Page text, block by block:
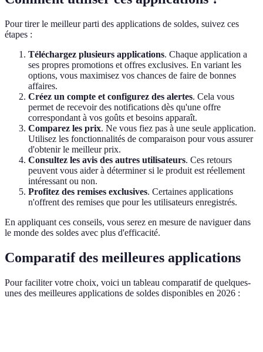
Pour tirer le meilleur parti des applications de soldes, suivez ces
étapes :
Téléchargez plusieurs applications. Chaque application a
ses propres promotions et offres exclusives. En variant les
options, vous maximisez vos chances de faire de bonnes
affaires.
Créez un compte et configurez des alertes. Cela vous
permet de recevoir des notifications dès qu'une offre
correspondant à vos goûts et besoins apparaît.
Comparez les prix. Ne vous fiez pas à une seule application.
Utilisez les fonctionnalités de comparaison pour vous assurer
d'obtenir le meilleur prix.
Consultez les avis des autres utilisateurs. Ces retours
peuvent vous aider à déterminer si le produit est réellement
intéressant ou non.
Profitez des remises exclusives. Certaines applications
n'offrent des remises que pour les utilisateurs enregistrés.
En appliquant ces conseils, vous serez en mesure de naviguer dans
le monde des soldes avec plus d'efficacité.
Comparatif des meilleures applications
Pour faciliter votre choix, voici un tableau comparatif de quelques-
unes des meilleures applications de soldes disponibles en 2026 :